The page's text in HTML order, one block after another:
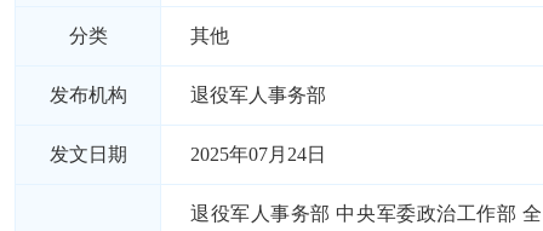
分类 其他
发布机构 退役军人事务部
发文日期 2025年07月24日
退役军人事务部 中央军委政治工作部